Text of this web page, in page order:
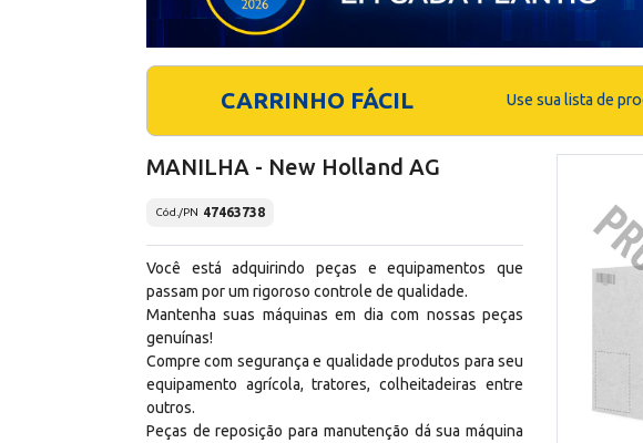
CARRINHO FÁCIL Use sua lista de
MANILHA - New Holland AG
Cód./PN 47463738
Você está adquirindo peças e equipamentos que
passam por um rigoroso controle de qualidade.
Mantenha suas máquinas em dia com nossas peças
genuínas!
Compre com segurança e qualidade produtos para seu
equipamento agrícola, tratores, colheitadeiras entre
outros.
Peças de reposição para manutenção dá sua máquina